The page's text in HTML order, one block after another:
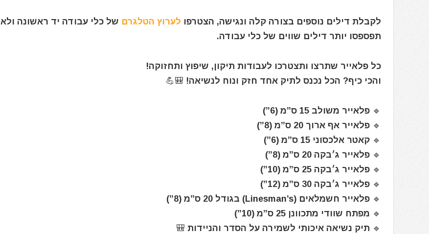
לקבלת דילים נוספים בצורה קלה ונגישה, הצטרפו לערוץ הטלגרם של כלי עבודה יד ראשונה ולא
תפספסו יותר דילים שווים של כלי עבודה.
כל פלאייר שתרצו ותצטרכו לעבודות תיקון, שיפוץ ותחזוקה!
והכי כיף? הכל נכנס לתיק אחד חזק ונוח לנשיאה! 🎒💪
🔹 פלאייר משולב 15 ס”מ (6”)
🔹 פלאייר אף ארוך 20 ס”מ (8”)
🔹 קאטר אלכסוני 15 ס”מ (6”)
🔹 פלאייר ג׳בקה 20 ס”מ (8”)
🔹 פלאייר ג׳בקה 25 ס”מ (10”)
🔹 פלאייר ג׳בקה 30 ס”מ (12”)
🔹 פלאייר חשמלאים (Linesman’s) בגודל 20 ס”מ (8”)
🔹 מפתח שוודי מתכוונן 25 ס”מ (10”)
🔹 תיק נשיאה איכותי לשמירה על הסדר והניידות 🎒